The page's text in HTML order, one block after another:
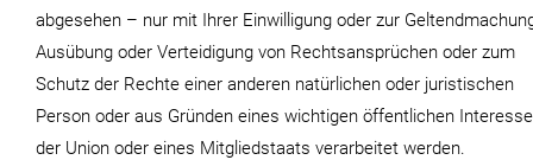
abgesehen – nur mit Ihrer Einwilligung oder zur
Ausübung oder Verteidigung von Rechtsansprüchen oder zum
Schutz der Rechte einer anderen natürlichen oder juristischen
Person oder aus Gründen eines wichtigen öffentlichen
der Union oder eines Mitgliedstaats verarbeitet werden.